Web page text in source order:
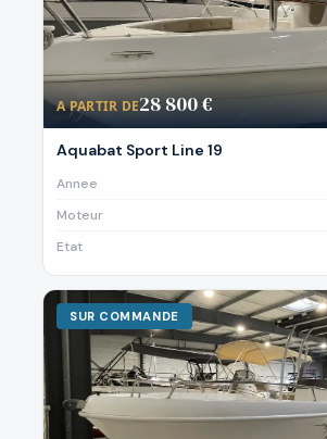
A PARTIR DE28 800 €
Aquabat Sport Line 19
Annee
Moteur
Etat
SUR COMMANDE